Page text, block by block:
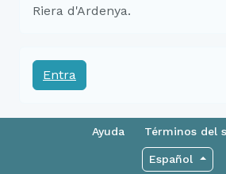
Riera d'Ardenya.
Entra
Ayuda Términos del
Español